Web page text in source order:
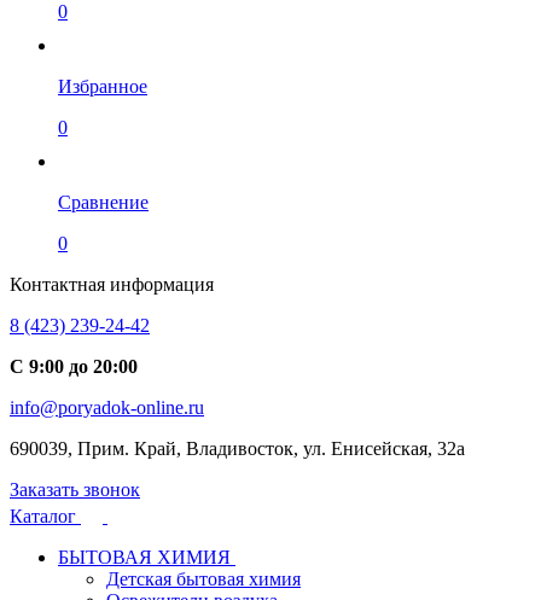
0
Избранное
0
Сравнение
0
Контактная информация
8 (423) 239-24-42
С 9:00 до 20:00
info@poryadok-online.ru
690039, Прим. Край, Владивосток, ул. Енисейская, 32а
Заказать звонок
Каталог
БЫТОВАЯ ХИМИЯ
Детская бытовая химия